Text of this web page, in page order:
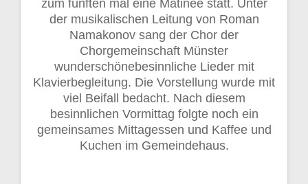
zum fünften mal eine Matinee statt. Unter
der musikalischen Leitung von Roman
Namakonov sang der Chor der
Chorgemeinschaft Münster
wunderschönebesinnliche Lieder mit
Klavierbegleitung. Die Vorstellung wurde mit
viel Beifall bedacht. Nach diesem
besinnlichen Vormittag folgte noch ein
gemeinsames Mittagessen und Kaffee und
Kuchen im Gemeindehaus.